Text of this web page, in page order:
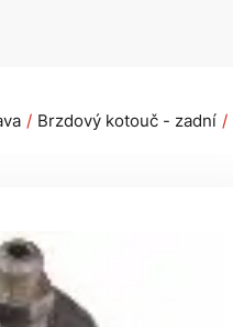
Brzdový kotouč - zadní